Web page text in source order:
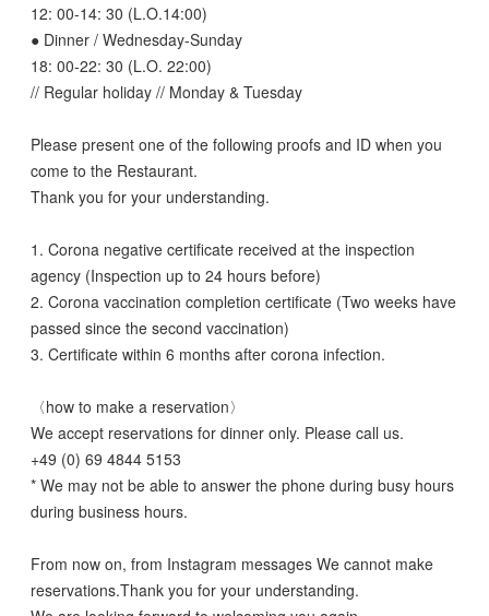
12: 00-14: 30 (L.O.14:00)
● Dinner / Wednesday-Sunday
18: 00-22: 30 (L.O. 22:00)
// Regular holiday // Monday & Tuesday
Please present one of the following proofs and ID when you
come to the Restaurant.
Thank you for your understanding.
1. Corona negative certificate received at the inspection
agency (Inspection up to 24 hours before)
2. Corona vaccination completion certificate (Two weeks have
passed since the second vaccination)
3. Certificate within 6 months after corona infection.
〈how to make a reservation〉
We accept reservations for dinner only. Please call us.
+49 (0) 69 4844 5153
* We may not be able to answer the phone during busy hours
during business hours.
From now on, from Instagram messages We cannot make
reservations.Thank you for your understanding.⁡